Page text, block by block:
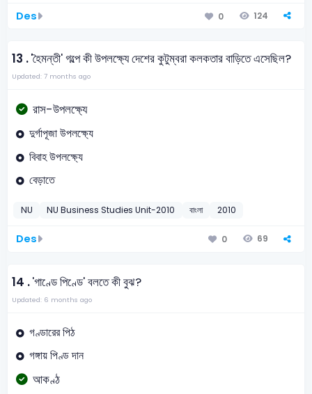
Des 0 124
13 .'হৈমন্তী' গল্পে কী উপলক্ষ্যে দেশের কুটুম্বরা কলকতার বাড়িতে এসেছিল?
Updated: 7 months ago
রাস-উপলক্ষ্যে
দুর্গাপূজা উপলক্ষ্যে
বিবাহ উপলক্ষ্যে
বেড়াতে
NU NU Business Studies Unit-2010 বাংলা 2010
Des 0 69
14 .'গাণ্ডে পিণ্ডে' বলতে কী বুঝ?
Updated: 6 months ago
গণ্ডারের পিঠ
গঙ্গায় পিণ্ড দান
আকণ্ঠ